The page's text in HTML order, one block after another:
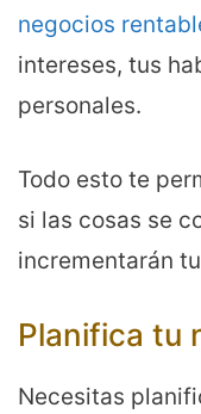
negocios
intereses, tus
personales.
Todo esto te
si las cosas se
incrementarán
Planifica tu
Necesitas